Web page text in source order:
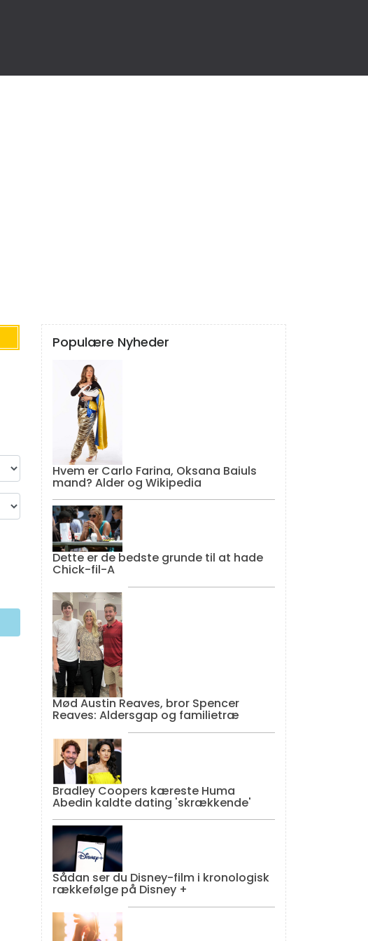
Populære Nyheder
Hvem er Carlo Farina, Oksana Baiuls
mand? Alder og Wikipedia
Dette er de bedste grunde til at hade
Chick-fil-A
Mød Austin Reaves, bror Spencer
Reaves: Aldersgap og familietræ
Bradley Coopers kæreste Huma
Abedin kaldte dating 'skrækkende'
Sådan ser du Disney-film i kronologisk
rækkefølge på Disney +